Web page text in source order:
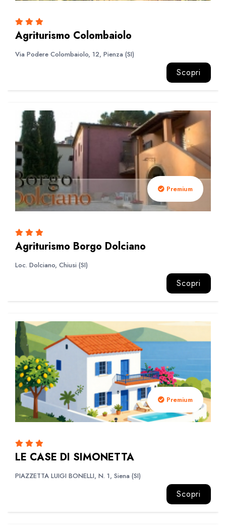
Agriturismo Colombaiolo
Via Podere Colombaiolo, 12, Pienza (SI)
Scopri
Premium
Agriturismo Borgo Dolciano
Loc. Dolciano, Chiusi (SI)
Scopri
Premium
LE CASE DI SIMONETTA
PIAZZETTA LUIGI BONELLI, N. 1, Siena (SI)
Scopri